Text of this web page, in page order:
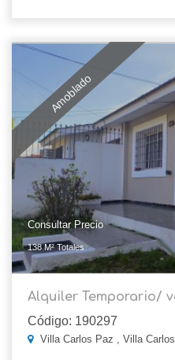
Amoblado
Consultar Precio
138 M² Totales
Alquiler Temporario/
Código: 190297
Villa Carlos Paz , Villa